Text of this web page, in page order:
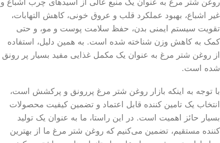
روغن شتر مرغ به عنوان یک منبع عالی از اسیدهای چرب اشباع و
غیر اشباع، بهبود عملکرد قلب و عروق خونی، کاهش التهابات،
تقویت سیستم ایمنی بدن، حفظ سلامت پوست و مو، و حتی
کمک به کاهش وزن شناخته شده است. به همین دلیل، استفاده
از روغن شتر مرغ به عنوان یک مکمل غذایی مفید بسیار پر رونق
شده است.
با توجه به اینکه بازار روغن شتر مرغ پررونق و پرکشش است،
انتخاب یک تامین کننده قابل اعتماد و تضمین کیفیت محصولات
بسیار حائز اهمیت است. در این راستا، ما به عنوان یک تولید
کننده مستقیم، تضمین می‌کنیم که روغن شتر مرغ ما از بهترین